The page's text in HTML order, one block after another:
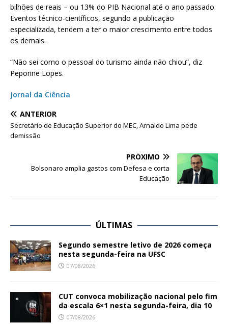
bilhões de reais – ou 13% do PIB Nacional até o ano passado.
Eventos técnico-científicos, segundo a publicação
especializada, tendem a ter o maior crescimento entre todos
os demais.
“Não sei como o pessoal do turismo ainda não chiou”, diz
Peporine Lopes.
Jornal da Ciência
ANTERIOR
Secretário de Educação Superior do MEC, Arnaldo Lima pede
demissão
PRÓXIMO
Bolsonaro amplia gastos com Defesa e corta
Educação
ÚLTIMAS
Segundo semestre letivo de 2026 começa
nesta segunda-feira na UFSC
07/08/2026
CUT convoca mobilização nacional pelo fim
da escala 6×1 nesta segunda-feira, dia 10
07/08/2026